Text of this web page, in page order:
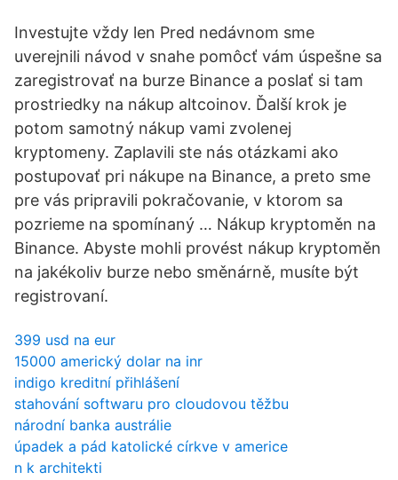
Investujte vždy len Pred nedávnom sme
uverejnili návod v snahe pomôcť vám úspešne sa
zaregistrovať na burze Binance a poslať si tam
prostriedky na nákup altcoinov. Ďalší krok je
potom samotný nákup vami zvolenej
kryptomeny. Zaplavili ste nás otázkami ako
postupovať pri nákupe na Binance, a preto sme
pre vás pripravili pokračovanie, v ktorom sa
pozrieme na spomínaný … Nákup kryptoměn na
Binance. Abyste mohli provést nákup kryptoměn
na jakékoliv burze nebo směnárně, musíte být
registrovaní.
399 usd na eur
15000 americký dolar na inr
indigo kreditní přihlášení
stahování softwaru pro cloudovou těžbu
národní banka austrálie
úpadek a pád katolické církve v americe
n k architekti